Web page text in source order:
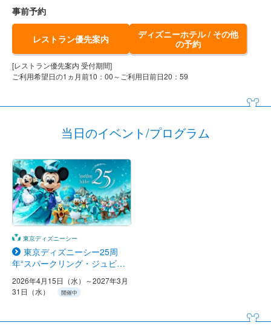
事前予約
レストラン優先案内
ディズニーホテル / その他
の予約
[レストラン優先案内 受付期間]
ご利用希望日の1ヵ月前10：00～ご利用日前日20：59
当日のイベント/プログラム
東京ディズニーシー
東京ディズニーシー25周
年“スパークリング・ジュビリ
2026年4月15日（水）～2027年3月
31日（水）
開催中